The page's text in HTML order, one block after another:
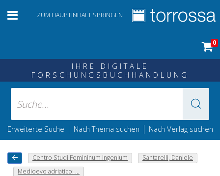
ZUM HAUPTINHALT SPRINGEN
0
IHRE DIGITALE
FORSCHUNGSBUCHHANDLUNG
Erweiterte Suche | Nach Thema suchen | Nach Verlag suchen
Centro Studi Femininum Ingenium
Santarelli, Daniele
Medioevo adriatico: ...